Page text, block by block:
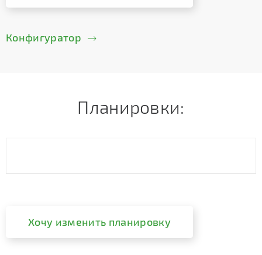
Конфигуратор
Планировки:
Хочу изменить планировку